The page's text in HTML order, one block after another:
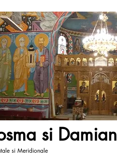
si Damian
si Meridionale